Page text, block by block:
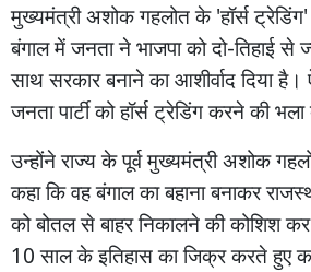
मुख्यमंत्री अशोक गहलोत के 'हॉर्स ट्रेडिंग
बंगाल में जनता ने भाजपा को दो-तिहाई से
साथ सरकार बनाने का आशीर्वाद दिया है।
जनता पार्टी को हॉर्स ट्रेडिंग करने की भला
उन्होंने राज्य के पूर्व मुख्यमंत्री अशोक
कहा कि वह बंगाल का बहाना बनाकर
को बोतल से बाहर निकालने की कोशिश कर
10साल के इतिहास का जिक्र करते हुए